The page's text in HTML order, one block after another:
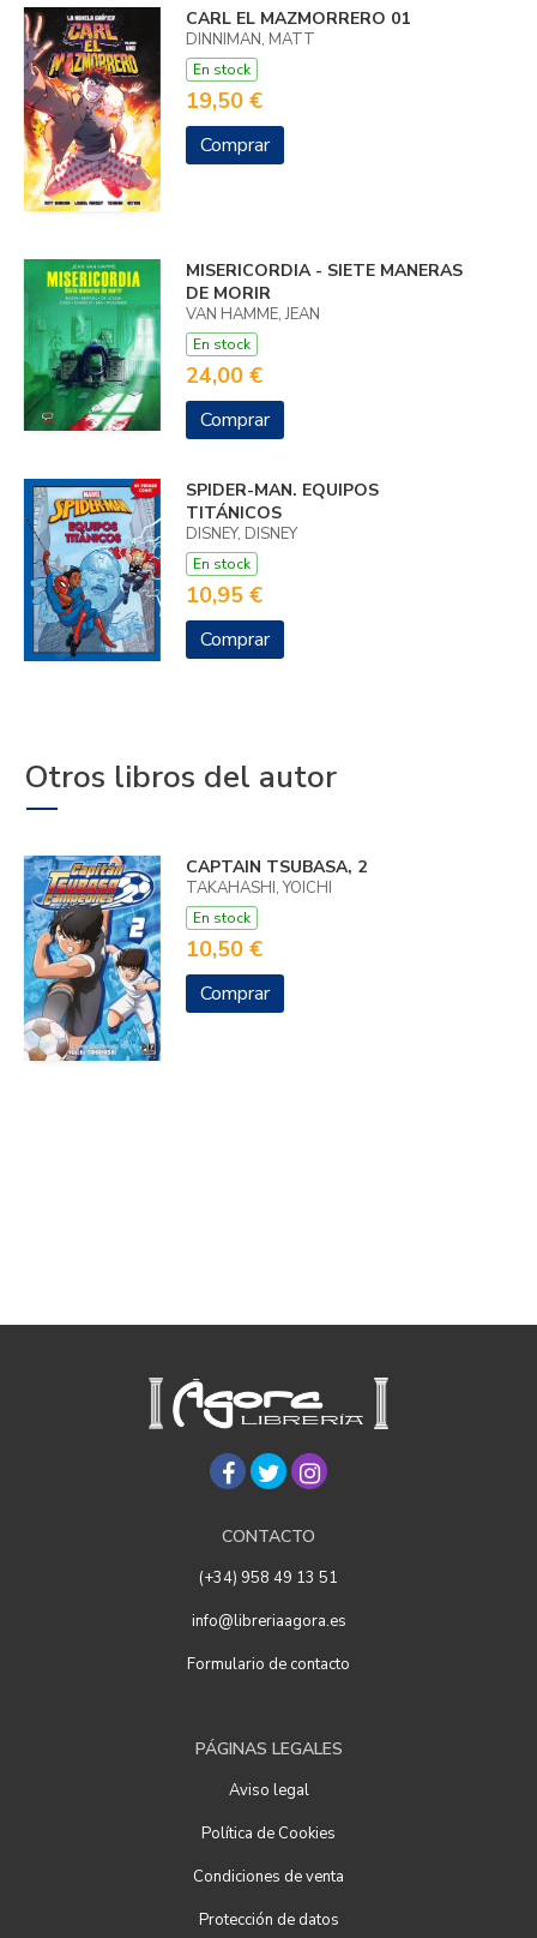
CARL EL MAZMORRERO 01
DINNIMAN, MATT
En stock
19,50 €
Comprar
MISERICORDIA - SIETE MANERAS
DE MORIR
VAN HAMME, JEAN
En stock
24,00 €
Comprar
SPIDER-MAN. EQUIPOS
TITÁNICOS
DISNEY, DISNEY
En stock
10,95 €
Comprar
Otros libros del autor
CAPTAIN TSUBASA, 2
TAKAHASHI, YOICHI
En stock
10,50 €
Comprar
CONTACTO
(+34) 958 49 13 51
info@libreriaagora.es
Formulario de contacto
PÁGINAS LEGALES
Aviso legal
Política de Cookies
Condiciones de venta
Protección de datos